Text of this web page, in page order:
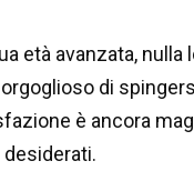
età avanzata, nulla
di
è ancora